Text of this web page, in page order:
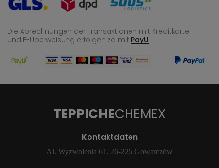
Die Abrechnungen der Transaktionen mit Kreditkarte
und E-Überweisung erfolgen za mit PayU
TEPPICHECHEMEX
Kontaktdaten
Al. Wyzwolenia 61, 26-225 Gowarczów